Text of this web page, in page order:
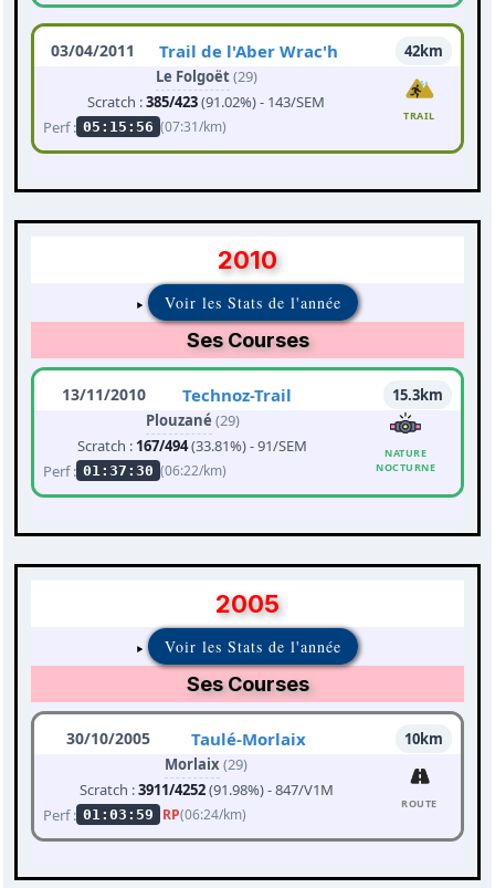
03/04/2011 Trail de l'Aber Wrac'h
42km
Le Folgoët(29)
Scratch :385/423(91.02%) - 143/SEM
Perf : 05:15:56 (07:31/km)
TRAIL
2010
Voir les Stats de l'année
Ses Courses
13/11/2010 Technoz-Trail
15.3km
Plouzané (29)
Scratch : 167/494(33.81%) - 91/SEM
Perf : 01:37:30 (06:22/km)
NATURE
NOCTURNE
2005
Voir les Stats de l'année
Ses Courses
30/10/2005 Taulé-Morlaix
10km
Morlaix(29)
Scratch :3911/4252(91.98%) - 847/V1M
Perf : 01:03:59 RP(06:24/km)
ROUTE